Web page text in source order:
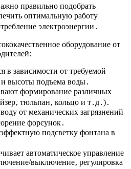
правильно подобрать
оптимальную работу
электроэнергии․
оборудование от
в зависимости от требуемой
высоты подъема воды․
формирование различных
тюльпан‚ кольцо и т․д․)․
от механических загрязнений
форсунок․
эффектную подсветку фонтана в
автоматическое управление
выключение‚ регулировка